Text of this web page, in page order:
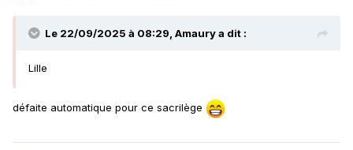
Le 22/09/2025 à 08:29, Amaurya dit :
Lille
défaite automatique pour ce sacrilège